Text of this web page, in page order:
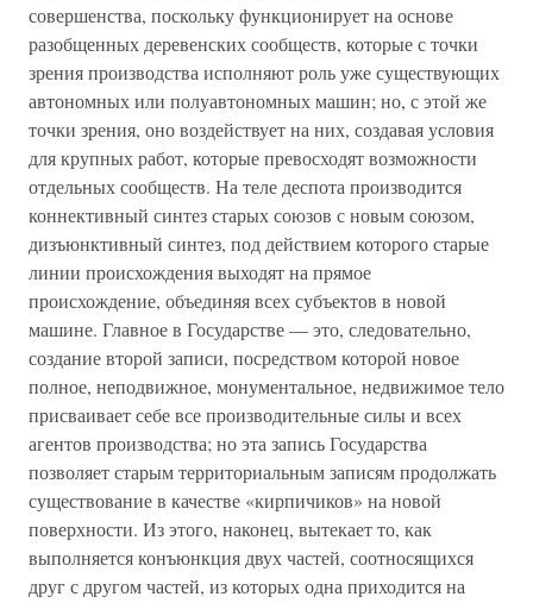
совершенства, поскольку функционирует на основе
разобщенных деревенских сообществ, которые с точки
зрения производства исполняют роль уже существующих
автономных или полуавтономных машин; но, с этой же
точки зрения, оно воздействует на них, создавая условия
для крупных работ, которые превосходят возможности
отдельных сообществ. На теле деспота производится
коннективный синтез старых союзов с новым союзом,
дизъюнктивный синтез, под действием которого старые
линии происхождения выходят на прямое
происхождение, объединяя всех субъектов в новой
машине. Главное в Государстве — это, следовательно,
создание второй записи, посредством которой новое
полное, неподвижное, монументальное, недвижимое тело
присваивает себе все производительные силы и всех
агентов производства; но эта запись Государства
позволяет старым территориальным записям продолжать
существование в качестве «кирпичиков» на новой
поверхности. Из этого, наконец, вытекает то, как
выполняется конъюнкция двух частей, соотносящихся
друг с другом частей, из которых одна приходится на